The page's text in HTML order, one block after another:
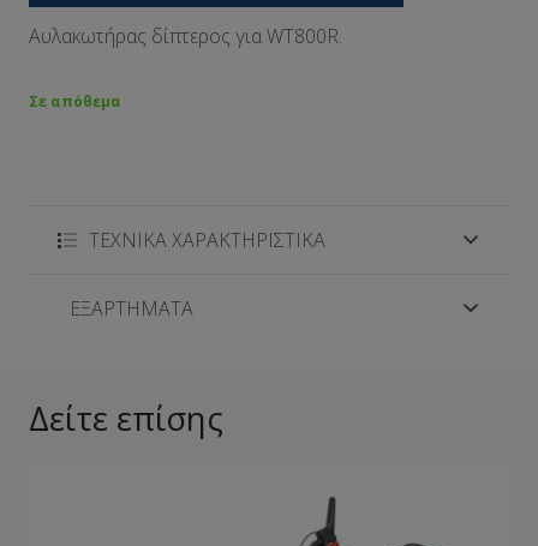
Αυλακωτήρας δίπτερος για WT800R.
Σε απόθεμα
ΤΕΧΝΙΚΑ ΧΑΡΑΚΤΗΡΙΣΤΙΚΑ
ΕΞΑΡΤΗΜΑΤΑ
Δείτε επίσης